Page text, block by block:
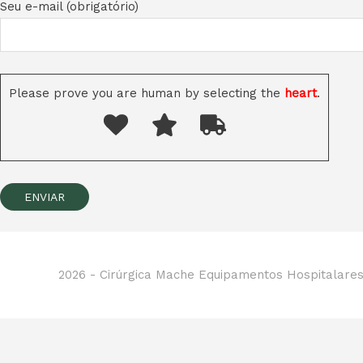
Seu e-mail (obrigatório)
Please prove you are human by selecting the heart.
2026 - Cirúrgica Mache Equipamentos Hospitalares